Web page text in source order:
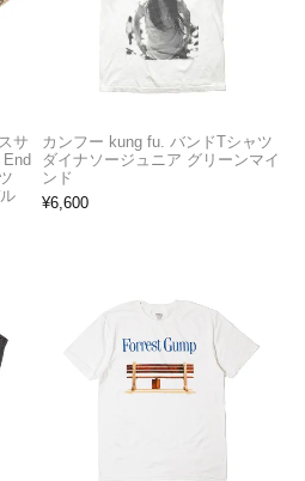
サ
カンフー kung fu. バンドTシャツ
ダイナソージュニア グリーンマイ
ンド
¥6,600